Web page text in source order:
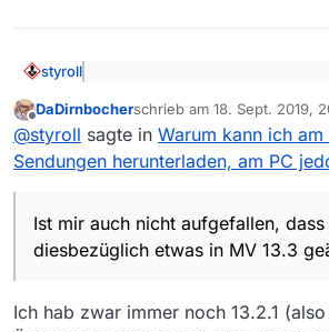
styroll
und da wird nur das als neu
beim letzten Laden noch nicht
vor 5 Minuten oder 5 Tagen war.
Ist mir auch nicht aufgefallen, dass
etwas in MV 13.3 geändert hätte.
Filmliste enthalten ist […]
Die “Neu”-Markierung bezieht
In der Filmliste hat es “Neu”-
Dort wo es [das Logfile] vor 9
Es ist noch viel schlimmer ( vgl. hier
Offline
DaDirnbocherschrieb am 18. Sept. 2019,
zuletzt editiert von
@styroll sagte in Warum kann ich
Sendungen herunterladen, am PC
Ist mir auch nicht aufgefallen,
diesbezüglich etwas in MV 13.3
Ich hab zwar immer noch 13.2.1